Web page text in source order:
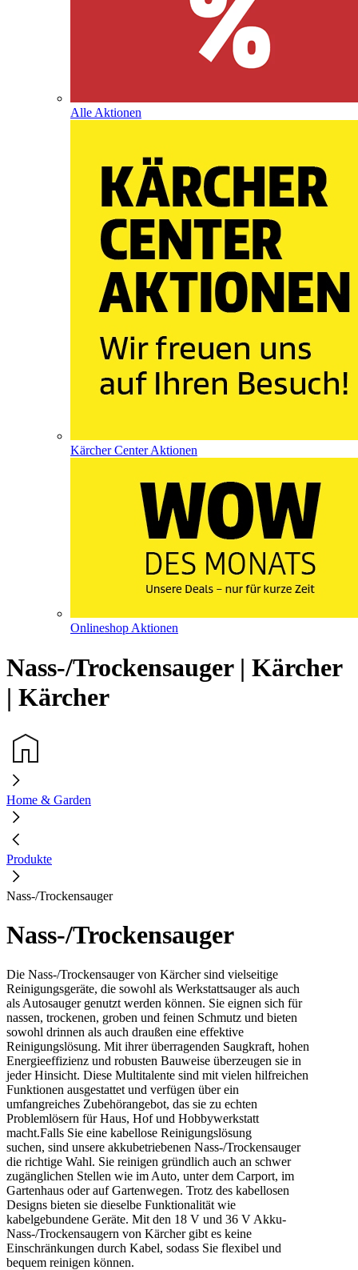
Alle Aktionen
Kärcher Center Aktionen
Onlineshop Aktionen
Nass-/Trockensauger | Kärcher
| Kärcher
Home & Garden
Produkte
Nass-/Trockensauger
Nass-/Trockensauger
Die Nass-/Trockensauger von Kärcher sind vielseitige
Reinigungsgeräte, die sowohl als Werkstattsauger als auch
als Autosauger genutzt werden können. Sie eignen sich für
nassen, trockenen, groben und feinen Schmutz und bieten
sowohl drinnen als auch draußen eine effektive
Reinigungslösung. Mit ihrer überragenden Saugkraft, hohen
Energieeffizienz und robusten Bauweise überzeugen sie in
jeder Hinsicht. Diese Multitalente sind mit vielen hilfreichen
Funktionen ausgestattet und verfügen über ein
umfangreiches Zubehörangebot, das sie zu echten
Problemlösern für Haus, Hof und Hobbywerkstatt
macht.Falls Sie eine kabellose Reinigungslösung
suchen, sind unsere akkubetriebenen Nass-/Trockensauger
die richtige Wahl. Sie reinigen gründlich auch an schwer
zugänglichen Stellen wie im Auto, unter dem Carport, im
Gartenhaus oder auf Gartenwegen. Trotz des kabellosen
Designs bieten sie dieselbe Funktionalität wie
kabelgebundene Geräte. Mit den 18 V und 36 V Akku-
Nass-/Trockensaugern von Kärcher gibt es keine
Einschränkungen durch Kabel, sodass Sie flexibel und
bequem reinigen können.